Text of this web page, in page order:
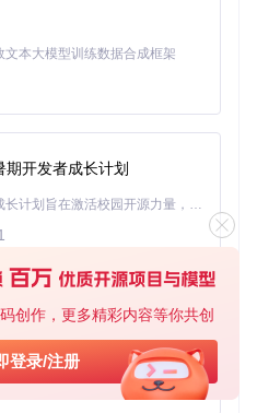
创作，更多精彩内容等你共创
登录/注册
或特殊字符（建议使用
新启动
滞后于主程序更新
项目仓库的LICENSE文件旁查
模拟器的语言切换方法。为获得
本大模型训练数据合成框架
期开发者成长计划
「源启盛夏」暑期校园开发者成长计划旨在激活校园开源力量，通过积分激励、认证扶持、资源倾斜等形式，引导高校组织和开发者完成「入驻 — 建项目 — 做贡献 — 获认证 — 得资源」的完整闭环。无论你是想带领社团入驻平台的组织者，还是希望用代码贡献证明自己的开发者，都能在这里找到属于你的成长路径。
基于Python的Xiaozhi AI，适用于想要完整Xiaozhi体验而无需拥有专用硬件的用户。